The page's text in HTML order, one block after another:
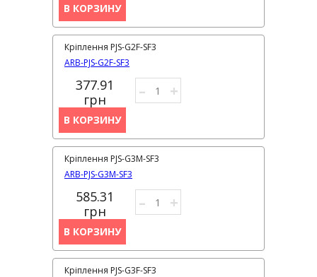
В КОРЗИНУ
ARB-PJS-G2F-SF3
Кріплення PJS-G2F-SF3
377.91
грн
– +
В КОРЗИНУ
ARB-PJS-G3M-SF3
Кріплення PJS-G3M-SF3
585.31
грн
– +
В КОРЗИНУ
Кріплення PJS-G3F-SF3